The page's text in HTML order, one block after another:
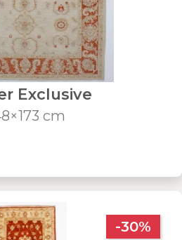
Exclusive
cm
-30%